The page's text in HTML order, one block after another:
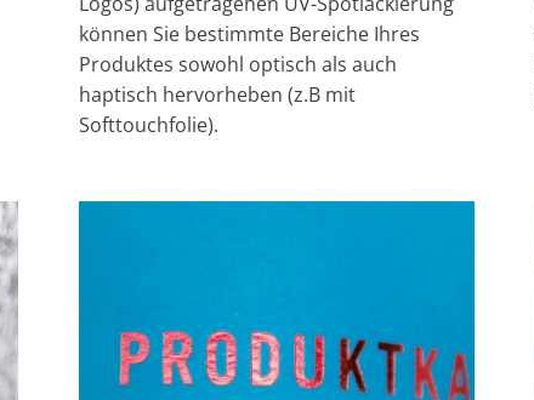
können Sie bestimmte Bereiche Ihres
Produktes sowohl optisch als auch
haptisch hervorheben (z.B mit
Softtouchfolie).